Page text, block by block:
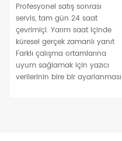
Profesyonel satış sonrası
servis, tam gün 24 saat
çevrimiçi. Yarım saat içinde
küresel gerçek zamanlı yanıt
Farklı çalışma ortamlarına
uyum sağlamak için yazıcı
verilerinin bire bir ayarlanması